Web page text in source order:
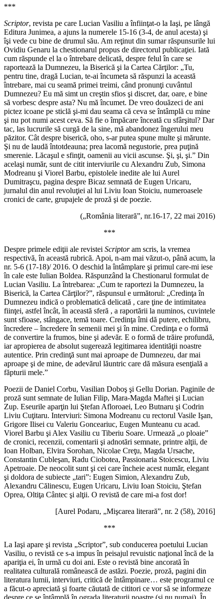
***
Scriptor, revista pe care Lucian Vasiliu a înfiinţat-o la Iaşi, pe lângă
Editura Junimea, a ajuns la numerele 15-16 (3-4, de anul acesta) şi
îşi vede cu bine de drumul său. Am reţinut din sumar răspunsurile lui
Ovidiu Genaru la chestionarul propus de directorul publicaţiei. Iată
cum răspunde el la o întrebare delicată, despre felul în care se
raportează la Dumnezeu, la Biserică şi la Cartea Cărţilor: „Tu,
pentru tine, dragă Lucian, te-ai încumeta să răspunzi la această
întrebare, mai cu seamă primei treimi, când pronunţi cuvântul
Dumnezeu? Eu mă simt un creştin sfios şi discret, dar, oare, e bine
să vorbesc despre asta? Nu mă încumet. De vreo douăzeci de ani
pictez icoane pe sticlă şi-mi dau seama că ceva se întâmplă cu mine
şi nu pot numi acest ceva. Să fie o împăcare înceată cu sfârşitul? Dar
tac, las lucrurile să curgă de la sine, mă abandonez îngerului meu
păzitor. Cât despre biserică, oho, s-ar putea spune multe şi mărunte.
Şi nu de laudă întotdeauna; prea lacomă negustorie, prea puţină
smerenie. Lăcaşul e sfinţit, oamenii au vicii ascunse. Şi, şi, şi.” Din
acelaşi număr, sunt de citit interviurile cu Alexandru Zub, Simona
Modreanu şi Viorel Barbu, epistolele inedite ale lui Aurel
Dumitraşcu, pagina despre Bicaz semnată de Eugen Uricaru,
jurnalul din anul revoluţiei al lui Liviu Ioan Stoiciu, numeroasele
cronici de carte, grupajele de proză şi de poezie.
(„România literară”, nr.16-17, 22 mai 2016)
***
Despre primele ediţii ale revistei Scriptoram scris, la vremea
respectivă, în această rubrică. Apoi, n-am mai văzut-o, până acum, la
nr. 5-6 (17-18)/ 2016. O deschid la întâmplare şi primul care-mi iese
în cale este Iulian Boldea. Răspunzând la Chestionarul formulat de
Lucian Vasiliu. La întrebarea: „Cum te raportezi la Dumnezeu, la
Biserică, la Cartea Cărţilor?”, răspunsul e următorul: „Credinţa în
Dumnezeu indică o problematică delicată , care ţine de intimitatea
fiinţei, astfel încât, în această sferă , a raportării la numinos, cuvintele
sunt sfioase, stângace, temă toare. Credinţa îmi dă putere, echilibru,
încredere – încredere în semenii mei şi în mine. Credinţa e o formă
de convertire la frumos, bine şi adevăr. E o formă de trăire profundă,
iar apropierea de absolut sugerează legitimarea identităţii noastre
autentice. Prin credinţă sunt mai aproape de Dumnezeu, dar mai
aproape şi de mine, de adevărul lăuntric care dă măsura esenţială a
făpturii mele.”
Poezii de Daniel Corbu, Vasilian Doboş şi Gellu Dorian. Paginile de
proză sunt semnate de Iulian Filip, Mara-Magda Maftei şi Lucian
Zup. Eseurile aparţin lui Ştefan Afloroaei, Leo Butnaru şi Codrin
Liviu Cuţitaru. Interviuri: Simona Modreanu cu rectorul Vasile Işan,
Grigore Ilisei cu Valeriu Gonceariuc, Eugen Munteanu cu acad.
Viorel Barbu şi Alex Vasiliu cu Tiberiu Soare. Urmează „o ploaie”
de cronici, recenzii, comentarii şi adnotări semnate, printre alţii, de
Ioan Holban, Elvira Sorohan, Nicolae Creţu, Magda Ursache,
Constantin Cubleşan, Radu Ciobotea, Passionaria Stoicescu, Liviu
Apetroaie. De neocolit sunt şi cei care încheie acest număr, elegant
şi doldora de subiecte „tari”: Eugen Simion, Alexandru Zub,
Alexandru Călinescu, Eugen Uricaru, Liviu Ioan Stoiciu, Ştefan
Oprea, Oltiţa Cântec şi alţii. O revistă de care mi-a fost dor!
[Aurel Podaru, „Mişcarea literară”, nr. 2 (58), 2016]
***
La Iaşi apare şi revista „Scriptor”, sub conducerea poetului Lucian
Vasiliu, o revistă ce s-a impus în peisajul revuistic naţional încă de la
apariţia ei, în urmă cu doi ani. Este o revistă bine ancorată în
realitatea culturală românească de astăzi. Poezie, proză, pagini din
literatura lumii, interviuri, critică de întâmpinare… este programul ce
a făcut-o apreciată şi foarte căutată de cititori ce vor să se informeze